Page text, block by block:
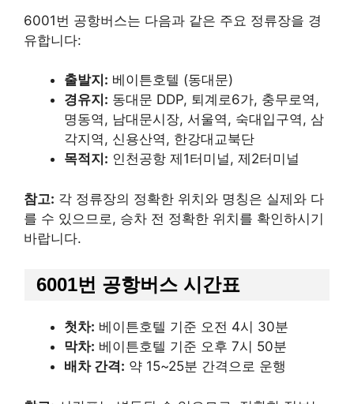
6001번 공항버스는 다음과 같은 주요 정류장을 경
유합니다:
출발지: 베이튼호텔 (동대문)
경유지: 동대문 DDP, 퇴계로6가, 충무로역,
명동역, 남대문시장, 서울역, 숙대입구역, 삼
각지역, 신용산역, 한강대교북단​
목적지: 인천공항 제1터미널, 제2터미널​
참고: 각 정류장의 정확한 위치와 명칭은 실제와 다
를 수 있으므로, 승차 전 정확한 위치를 확인하시기
바랍니다.
6001번 공항버스 시간표
첫차: 베이튼호텔 기준 오전 4시 30분​
막차: 베이튼호텔 기준 오후 7시 50분​
배차 간격: 약 15~25분 간격으로 운행